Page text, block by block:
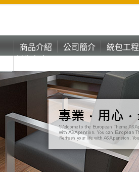
商品介紹
公司簡介
統包工程
辦公家具
彰化台中oa
辦公家具